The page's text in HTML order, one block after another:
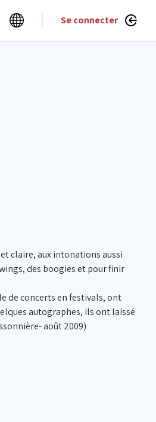
Se connecter
claire, aux intonations aussi
des boogies et pour finir
de concerts en festivals, ont
autographes, ils ont laissé
août 2009)